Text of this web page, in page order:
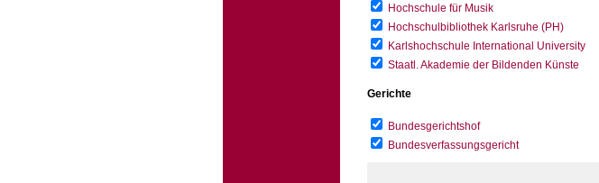
Hochschule für Musik
Hochschulbibliothek Karlsruhe (PH)
Karlshochschule International University
Staatl. Akademie der Bildenden Künste
Gerichte
Bundesgerichtshof
Bundesverfassungsgericht